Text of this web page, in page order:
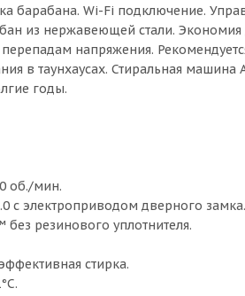
барабана. Wi-Fi подключение.
из нержавеющей стали.
напряжения.
в таунхаусах. Стиральная
годы.
об./мин.
с электроприводом дверного замка.
резинового уплотнителя.
стирка.